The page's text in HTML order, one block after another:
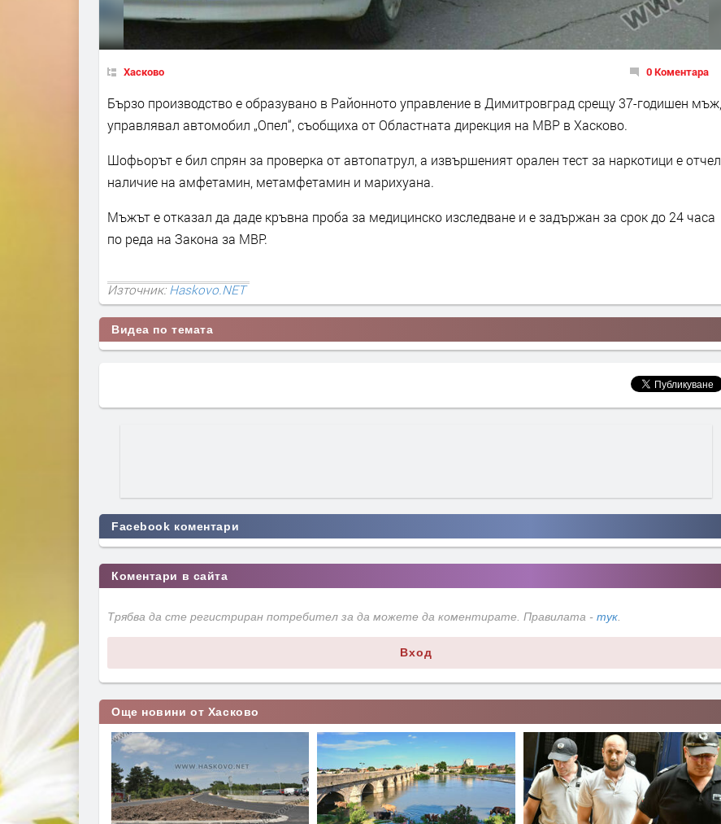
Хасково 0 Коментара
Бързо производство е образувано в Районното управление в Димитровград срещу 37-годишен мъж,
управлявал автомобил „Опел“, съобщиха от Областната дирекция на МВР в Хасково.
Шофьорът е бил спрян за проверка от автопатрул, а извършеният орален тест за наркотици е отчел
наличие на амфетамин, метамфетамин и марихуана.
Мъжът е отказал да даде кръвна проба за медицинско изследване и е задържан за срок до 24 часа
по реда на Закона за МВР.
Източник:Haskovo.NET
Видеа по темата
Facebook коментари
Коментари в сайта
Трябва да сте регистриран потребител за да можете да коментирате. Правилата - тук.
Вход
Още новини от Хасково